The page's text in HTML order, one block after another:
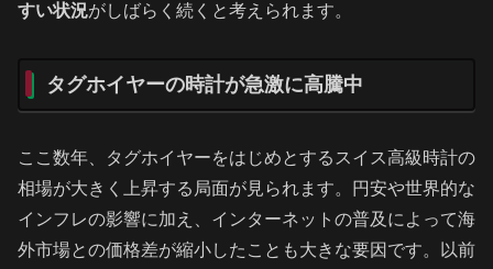
すい状況がしばらく続くと考えられます。
タグホイヤーの時計が急激に高騰中
ここ数年、タグホイヤーをはじめとするスイス高級時計の
相場が大きく上昇する局面が見られます。円安や世界的な
インフレの影響に加え、インターネットの普及によって海
外市場との価格差が縮小したことも大きな要因です。以前